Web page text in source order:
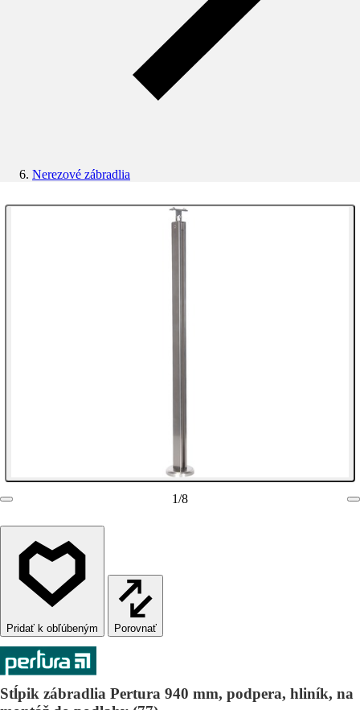
Nerezové zábradlia
1/8
Porovnať
Stĺpik zábradlia Pertura 940 mm, podpera, hliník, na